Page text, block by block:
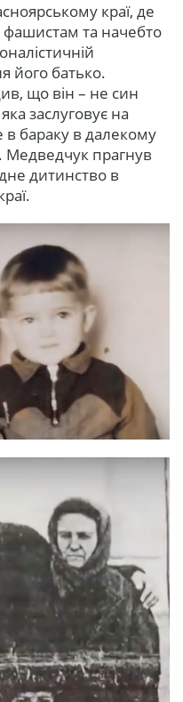
краї, де
та начебто
його батько.
що він – не син
заслуговує на
в бараку в далекому
Медведчук прагнув
дитинство в